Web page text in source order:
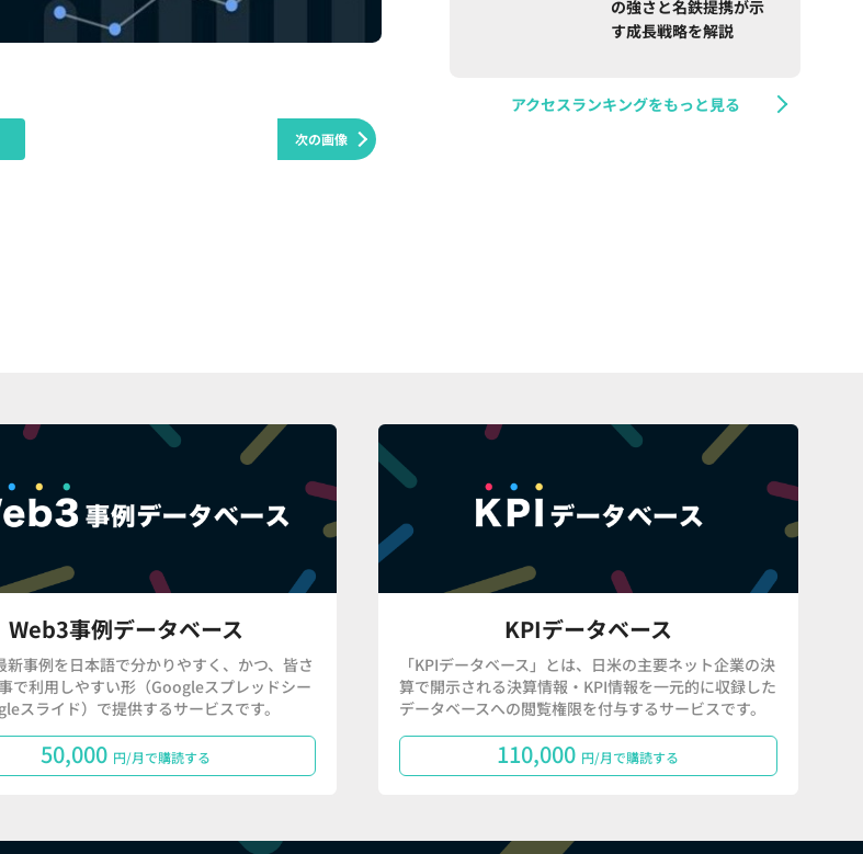
次の画像
の強さと名鉄提携が示
す成長戦略を解説
アクセスランキングをもっと見る
Web3事例データベース
事例を日本語で分かりやすく、かつ、皆さ
で利用しやすい形（Googleスプレッドシー
スライド）で提供するサービスです。
50,000 円/月で購読する
KPIデータベース
「KPIデータベース」とは、日米の主要ネット企業の決
算で開示される決算情報・KPI情報を一元的に収録した
データベースへの閲覧権限を付与するサービスです。
110,000 円/月で購読する